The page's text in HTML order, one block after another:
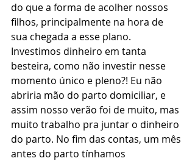
do que a forma de acolher nossos
filhos, principalmente na hora de
sua chegada a esse plano.
Investimos dinheiro em tanta
besteira, como não investir nesse
momento único e pleno?! Eu não
abriria mão do parto domiciliar, e
assim nosso verão foi de muito, mas
muito trabalho pra juntar o dinheiro
do parto. No fim das contas, um mês
antes do parto tínhamos